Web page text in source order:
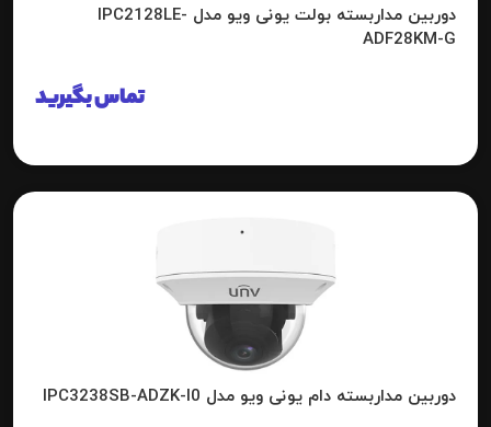
دوربین مداربسته بولت یونی ویو مدل IPC2128LE-
ADF28KM-G
تماس بگیرید
دوربین مداربسته دام یونی ویو مدل IPC3238SB-ADZK-I0